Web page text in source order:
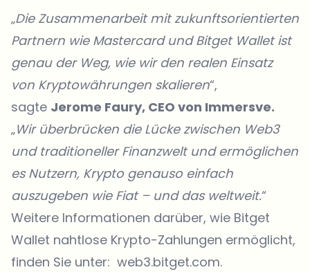
„Die Zusammenarbeit mit zukunftsorientierten
Partnern wie Mastercard und Bitget Wallet ist
genau der Weg, wie wir den realen Einsatz
von Kryptowährungen skalieren“,
sagte Jerome Faury, CEO von Immersve.
„Wir überbrücken die Lücke zwischen Web3
und traditioneller Finanzwelt und ermöglichen
es Nutzern, Krypto genauso einfach
auszugeben wie Fiat – und das weltweit.“
Weitere Informationen darüber, wie Bitget
Wallet nahtlose Krypto-Zahlungen ermöglicht,
finden Sie unter: web3.bitget.com.